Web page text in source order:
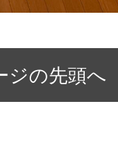
ジの先頭へ